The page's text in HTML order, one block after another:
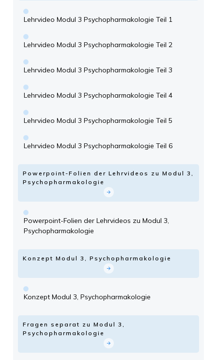
Lehrvideo Modul 3 Psychopharmakologie Teil 1
Lehrvideo Modul 3 Psychopharmakologie Teil 2
Lehrvideo Modul 3 Psychopharmakologie Teil 3
Lehrvideo Modul 3 Psychopharmakologie Teil 4
Lehrvideo Modul 3 Psychopharmakologie Teil 5
Lehrvideo Modul 3 Psychopharmakologie Teil 6
Powerpoint-Folien der Lehrvideos zu Modul 3,
Psychopharmakologie
Powerpoint-Folien der Lehrvideos zu Modul 3,
Psychopharmakologie
Konzept Modul 3, Psychopharmakologie
Konzept Modul 3, Psychopharmakologie
Fragen separat zu Modul 3,
Psychopharmakologie